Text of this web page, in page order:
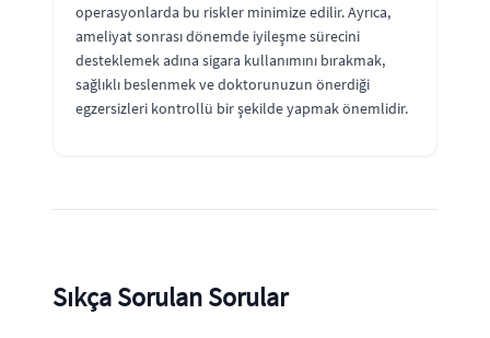
operasyonlarda bu riskler minimize edilir. Ayrıca,
ameliyat sonrası dönemde iyileşme sürecini
desteklemek adına sigara kullanımını bırakmak,
sağlıklı beslenmek ve doktorunuzun önerdiği
egzersizleri kontrollü bir şekilde yapmak önemlidir.
Sıkça Sorulan Sorular